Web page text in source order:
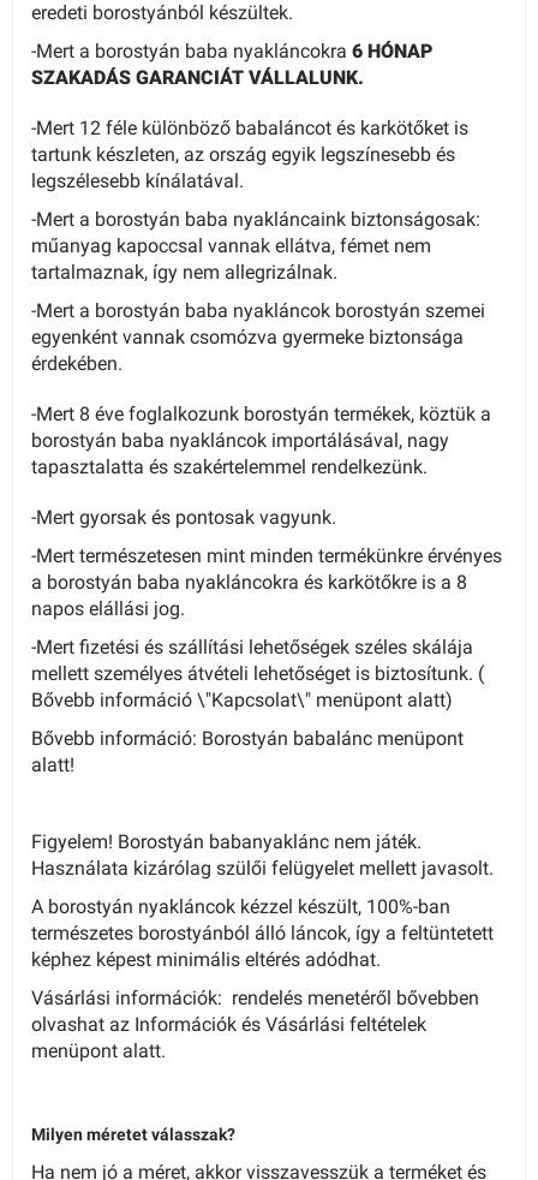
eredeti borostyánból készültek.
-Mert a borostyán baba nyakláncokra 6 HÓNAP
SZAKADÁS GARANCIÁT VÁLLALUNK.
-Mert 12 féle különböző babaláncot és karkötőket is
tartunk készleten, az ország egyik legszínesebb és
legszélesebb kínálatával.
-Mert a borostyán baba nyakláncaink biztonságosak:
műanyag kapoccsal vannak ellátva, fémet nem
tartalmaznak, így nem allegrizálnak.
-Mert a borostyán baba nyakláncok borostyán szemei
egyenként vannak csomózva gyermeke biztonsága
érdekében.
-Mert 8 éve foglalkozunk borostyán termékek, köztük a
borostyán baba nyakláncok importálásával, nagy
tapasztalatta és szakértelemmel rendelkezünk.
-Mert gyorsak és pontosak vagyunk.
-Mert természetesen mint minden termékünkre érvényes
a borostyán baba nyakláncokra és karkötőkre is a 8
napos elállási jog.
-Mert fizetési és szállítási lehetőségek széles skálája
mellett személyes átvételi lehetőséget is biztosítunk. (
Bővebb információ \"Kapcsolat\" menüpont alatt)
Bővebb információ: Borostyán babalánc menüpont
alatt!
Figyelem! Borostyán babanyaklánc nem játék.
Használata kizárólag szülői felügyelet mellett javasolt.
A borostyán nyakláncok kézzel készült, 100%-ban
természetes borostyánból álló láncok, így a feltüntetett
képhez képest minimális eltérés adódhat.
Vásárlási információk: rendelés menetéről bővebben
olvashat az Információk és Vásárlási feltételek
menüpont alatt.
Milyen méretet válasszak?
Ha nem jó a méret, akkor visszavesszük a terméket és